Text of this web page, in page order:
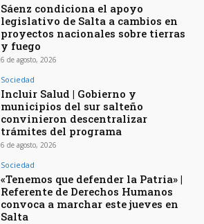
Sáenz condiciona el apoyo
legislativo de Salta a cambios en
proyectos nacionales sobre tierras
y fuego
6 de agosto, 2026
Sociedad
Incluir Salud | Gobierno y
municipios del sur salteño
convinieron descentralizar
trámites del programa
6 de agosto, 2026
Sociedad
«Tenemos que defender la Patria» |
Referente de Derechos Humanos
convoca a marchar este jueves en
Salta